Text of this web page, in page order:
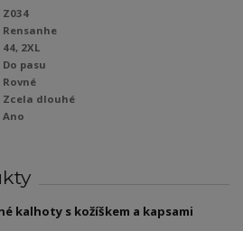
Z034
Rensanhe
44, 2XL
Do pasu
Rovné
Zcela dlouhé
Ano
kalhoty s kožíškem a kapsami